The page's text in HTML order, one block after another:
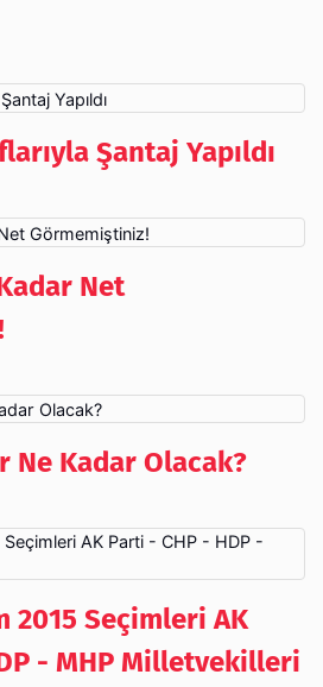
Şantaj Yapıldı
Net
Ne Kadar Olacak?
2015 Seçimleri AK
- MHP Milletvekilleri